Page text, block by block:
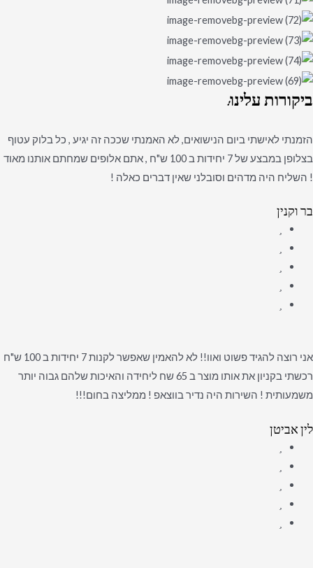
ביקורותעלינו:
הזמנתי לאישתי ביום הנישואים, לא האמנתי שככה זה יגיע , כל בלוק עטוף
בצלופן במבצע של 7 יחידות ב 100 ש"ח , אתם אלופים שמחתם אותנו מאוד
! השליח היה מדהים וסובלני שאין דברים כאלה !
בר וקנין
אני רוצה להגיד פשוט ואוו!! לא להאמין שאפשר לקנות 7 יחידות ב 100 ש"ח
רכשתי בקניון את אותו מוצר ב 65 שח ליחידה והאיכות שלהם גבוה יותר
משמעותית ! השירות היה נדיר בווצאפ ! ממליצה בחום!!!
לין אביטן